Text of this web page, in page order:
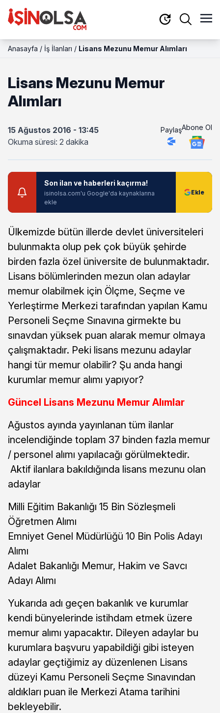
Anasayfa / İş İlanları / Lisans Mezunu Memur Alımları
Lisans Mezunu Memur
Alımları
15 Ağustos 2016 - 13:45
Okuma süresi: 2 dakika
PaylaşAbone Ol
Son ilan ve haberleri kaçırma!
isinolsa.com'u Google'da kaynaklarına
ekle
Ülkemizde bütün illerde devlet üniversiteleri
bulunmakta olup pek çok büyük şehirde
birden fazla özel üniversite de bulunmaktadır.
Lisans bölümlerinden mezun olan adaylar
memur olabilmek için Ölçme, Seçme ve
Yerleştirme Merkezi tarafından yapılan Kamu
Personeli Seçme Sınavına girmekte bu
sınavdan yüksek puan alarak memur olmaya
çalışmaktadır. Peki lisans mezunu adaylar
hangi tür memur olabilir? Şu anda hangi
kurumlar memur alımı yapıyor?
Güncel Lisans Mezunu Memur Alımlar
Ağustos ayında yayınlanan tüm ilanlar
incelendiğinde toplam 37 binden fazla memur
/ personel alımı yapılacağı görülmektedir.
Aktif ilanlara bakıldığında lisans mezunu olan
adaylar
Milli Eğitim Bakanlığı 15 Bin Sözleşmeli
Öğretmen Alımı
Emniyet Genel Müdürlüğü 10 Bin Polis Adayı
Alımı
Adalet Bakanlığı Memur, Hakim ve Savcı
Adayı Alımı
Yukarıda adı geçen bakanlık ve kurumlar
kendi bünyelerinde istihdam etmek üzere
memur alımı yapacaktır. Dileyen adaylar bu
kurumlara başvuru yapabildiği gibi isteyen
adaylar geçtiğimiz ay düzenlenen Lisans
düzeyi Kamu Personeli Seçme Sınavından
aldıkları puan ile Merkezi Atama tarihini
bekleyebilir.